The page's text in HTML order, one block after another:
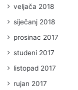
veljača 2018
siječanj 2018
prosinac 2017
studeni 2017
listopad 2017
rujan 2017